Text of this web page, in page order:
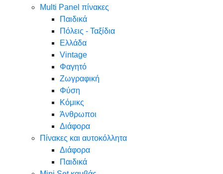
Multi Panel πίνακες
Παιδικά
Πόλεις - Ταξίδια
Ελλάδα
Vintage
Φαγητό
Ζωγραφική
Φύση
Κόμικς
Άνθρωποι
Διάφορα
Πίνακες και αυτοκόλλητα
Διάφορα
Παιδικά